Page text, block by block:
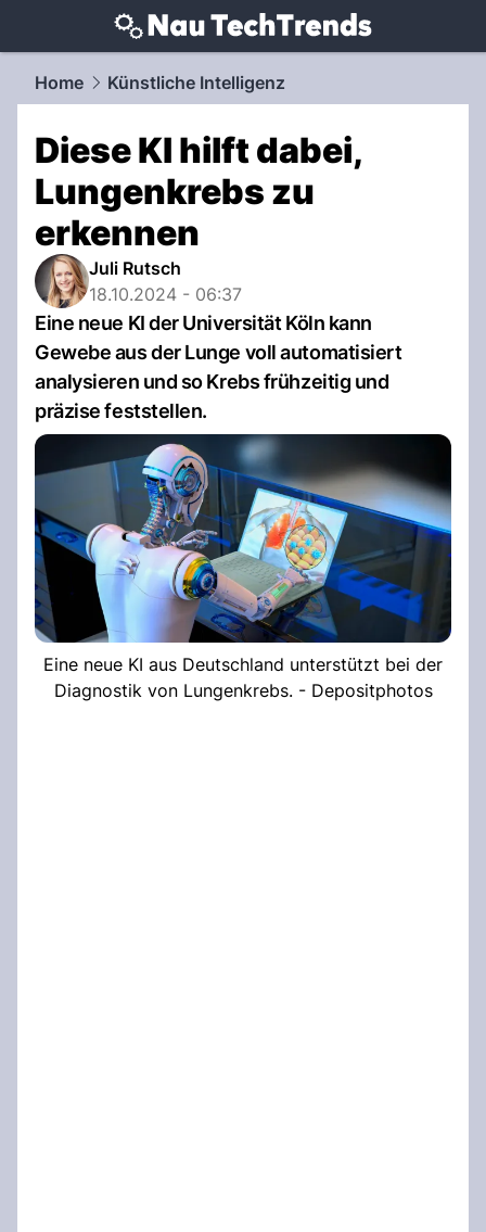
techtrends.NAU.ch
Home Künstliche Intelligenz
Diese KI hilft dabei,
Lungenkrebs zu
erkennen
Juli Rutsch
18.10.2024 - 06:37
Eine neue KI der Universität Köln kann
Gewebe aus der Lunge voll automatisiert
analysieren und so Krebs frühzeitig und
präzise feststellen.
Eine neue KI aus Deutschland unterstützt bei der
Diagnostik von Lungenkrebs. - Depositphotos